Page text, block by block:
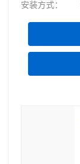
安装方式：